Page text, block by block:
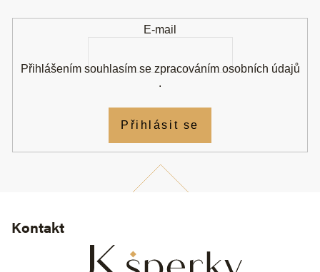
Kontakt
E-mail
Přihlášením souhlasím se zpracováním osobních údajů
.
Přihlásit se